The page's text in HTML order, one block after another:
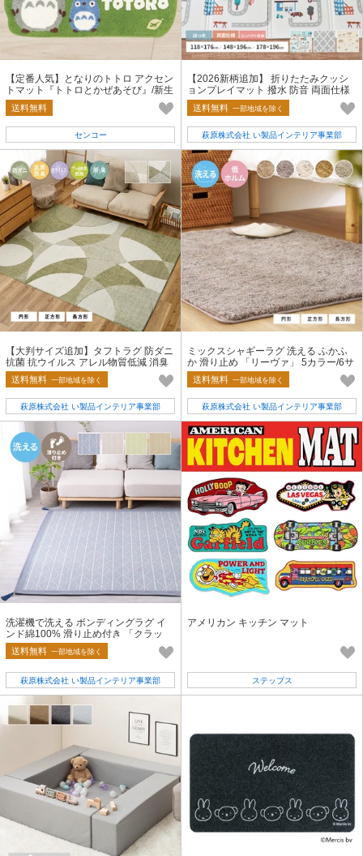
【定番人気】となりのトトロ アクセン
トマット『トトロとかぜあそび』/新生
活/ギフト
送料無料
センコー
【2026新柄追加】 折りたたみクッシ
ョンプレイマット 撥水 防音 両面仕様
収納袋付き 「エクスシリーズ」
送料無料 一部地域を除く
萩原株式会社 い製品インテリア事業部
【大判サイズ追加】タフトラグ 防ダニ
抗菌 抗ウイルス アレル物質低減 消臭
日本製「ジャスト」
送料無料 一部地域を除く
萩原株式会社 い製品インテリア事業部
ミックスシャギーラグ 洗える ふかふ
か 滑り止め 「リーヴァ」 5カラー/6サ
イズ
送料無料 一部地域を除く
萩原株式会社 い製品インテリア事業部
洗濯機で洗える ボンディングラグ イ
ンド綿100% 滑り止め付き 「クラッ
ク」 4カラー／3サイズ
送料無料 一部地域を除く
萩原株式会社 い製品インテリア事業部
アメリカン キッチン マット
ステップス